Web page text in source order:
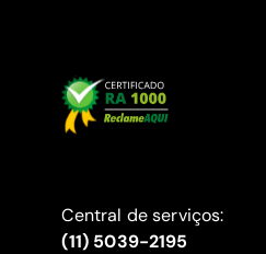
Central de serviços:
(11) 5039-2195